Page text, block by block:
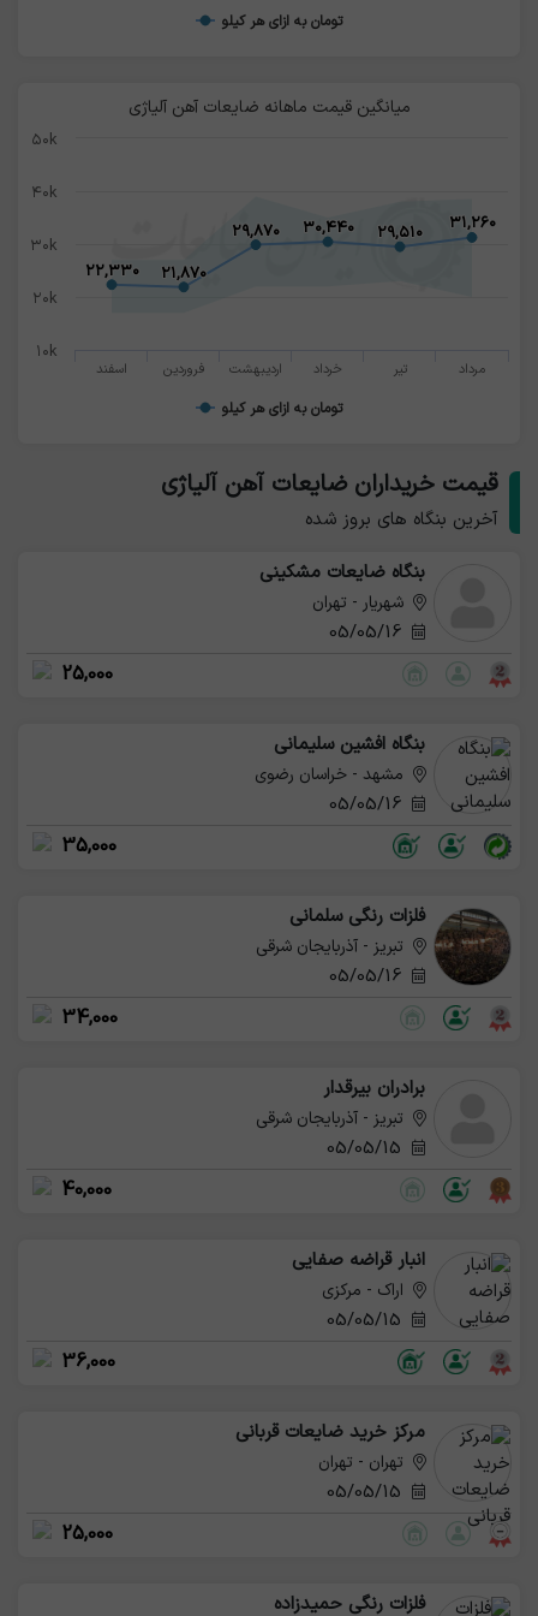
تومان به ازای هر کیلو
میانگین قیمت ماهانه ضایعات آهن آلیاژی
۲۲,۳۳۰
۲۲,۳۳۰ ۲۱,۸۷۰
۲۱,۸۷۰
۲۹,۸۷۰
۲۹,۸۷۰ ۳۰,۴۴۰
۳۰,۴۴۰ ۲۹,۵۱۰
۲۹,۵۱۰ ۳۱,۲۶۰
۳۱,۲۶۰
تومان به ازای هر کیلو
اسفند فروردین اردیبهشت خرداد تیر مرداد
۱۰k
۲۰k
۳۰k
۴۰k
۵۰k
قیمت خریداران ضایعات آهن آلیاژی
آخرین بنگاه های بروز شده
بنگاه ضایعات مشکینی
شهریار - تهران
05/05/16
25,000
بنگاه افشین سلیمانی
مشهد - خراسان رضوی
05/05/16
35,000
فلزات رنگی سلمانی
تبریز - آذربایجان شرقی
05/05/16
34,000
برادران بیرقدار
تبریز - آذربایجان شرقی
40,000
انبار قراضه صفایی
اراک - مرکزی
36,000
مرکز خرید ضایعات قربانی
تهران - تهران
25,000
فلزات رنگی حمیدزاده